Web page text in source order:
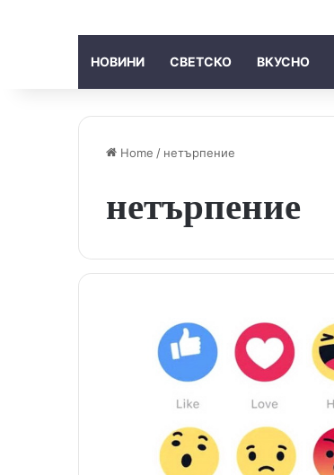
НОВИНИ СВЕТСКО ВКУСНО
Home / нетърпение
нетърпение